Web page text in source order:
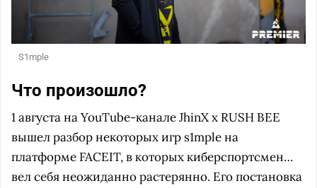
S1mple
Что произошло?
1 августа на YouTube-канале JhinX x RUSH BEE
вышел разбор некоторых игр s1mple на
платформе FACEIT, в которых киберспортсмен…
вел себя неожиданно растерянно. Его постановка